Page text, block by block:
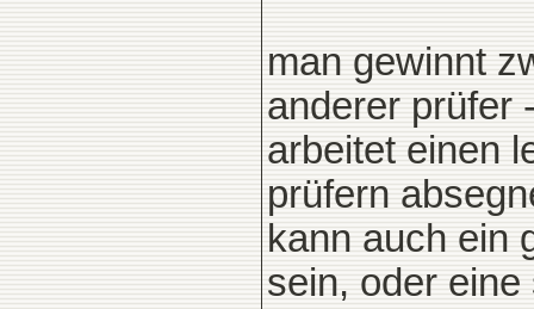
man gewinnt
anderer prüfer
arbeitet einen
prüfern
kann auch ein
sein, oder